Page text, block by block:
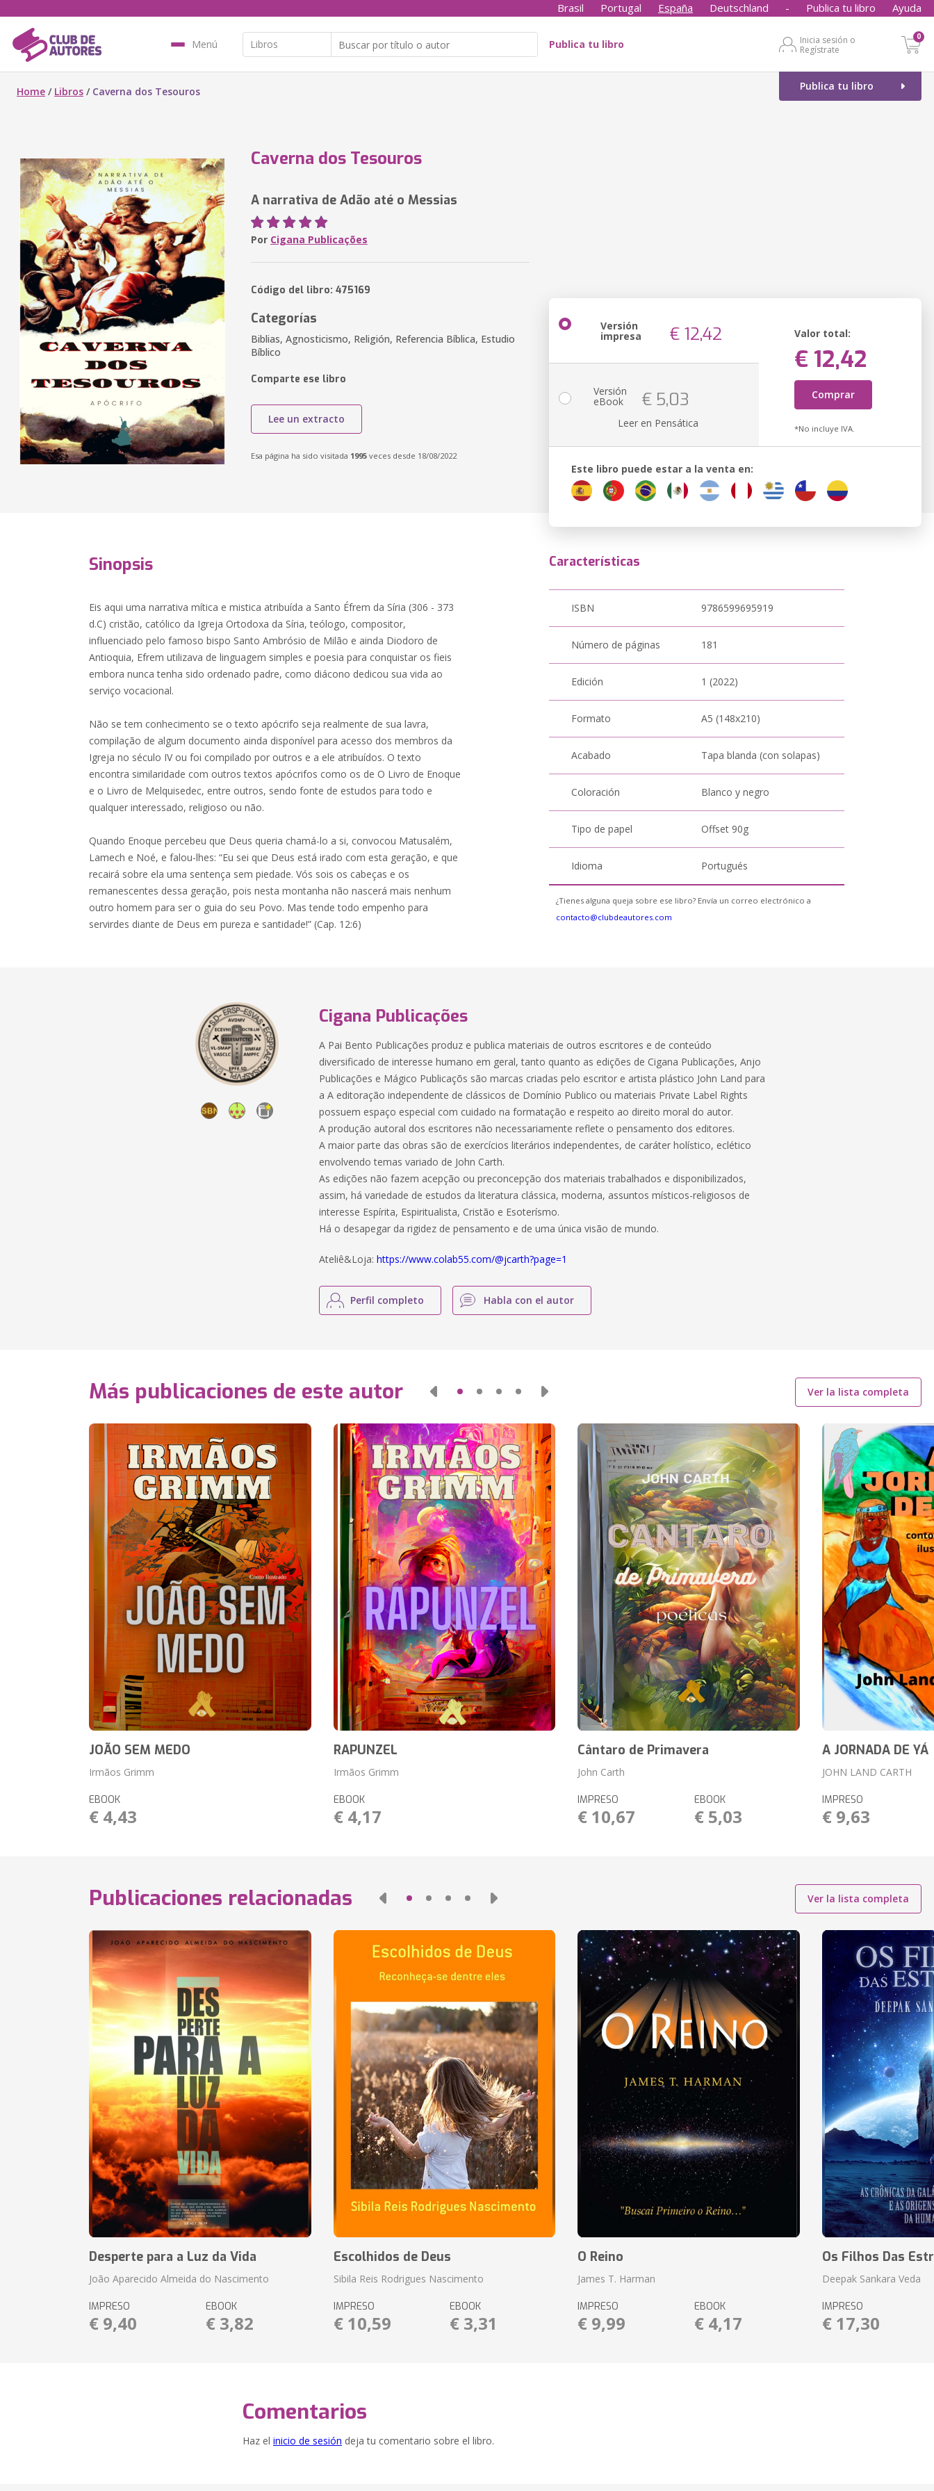
Brasil Portugal España Deutschland - Publica tu libro Ayuda
Menú Publica tu libro
Inicia sesión o
Regístrate
0
Publica tu libro
Home / Libros / Caverna dos Tesouros
Caverna dos Tesouros
A narrativa de Adão até o Messias
Por Cigana Publicações
Código del libro: 475169
Categorías
Biblias, Agnosticismo, Religión, Referencia Bíblica, Estudio
Bíblico
Comparte ese libro
Lee un extracto
Esa página ha sido visitada 1995 veces desde 18/08/2022
Versión
impresa € 12,42 Valor total:
€ 12,42
Comprar
*No incluye IVA.
Versión
eBook € 5,03
Leer en Pensática
Este libro puede estar a la venta en:
Sinopsis
Eis aqui uma narrativa mítica e mistica atribuída a Santo Éfrem da Síria (306 - 373
d.C) cristão, católico da Igreja Ortodoxa da Síria, teólogo, compositor,
influenciado pelo famoso bispo Santo Ambrósio de Milão e ainda Diodoro de
Antioquia, Efrem utilizava de linguagem simples e poesia para conquistar os fieis
embora nunca tenha sido ordenado padre, como diácono dedicou sua vida ao
serviço vocacional.
Não se tem conhecimento se o texto apócrifo seja realmente de sua lavra,
compilação de algum documento ainda disponível para acesso dos membros da
Igreja no século IV ou foi compilado por outros e a ele atribuídos. O texto
encontra similaridade com outros textos apócrifos como os de O Livro de Enoque
e o Livro de Melquisedec, entre outros, sendo fonte de estudos para todo e
qualquer interessado, religioso ou não.
Quando Enoque percebeu que Deus queria chamá-lo a si, convocou Matusalém,
Lamech e Noé, e falou-lhes: “Eu sei que Deus está irado com esta geração, e que
recairá sobre ela uma sentença sem piedade. Vós sois os cabeças e os
remanescentes dessa geração, pois nesta montanha não nascerá mais nenhum
outro homem para ser o guia do seu Povo. Mas tende todo empenho para
servirdes diante de Deus em pureza e santidade!” (Cap. 12:6)
Características
ISBN 9786599695919
Número de páginas 181
Edición 1 (2022)
Formato A5 (148x210)
Acabado Tapa blanda (con solapas)
Coloración Blanco y negro
Tipo de papel Offset 90g
Idioma Portugués
¿Tienes alguna queja sobre ese libro? Envía un correo electrónico a
contacto@clubdeautores.com
Cigana Publicações
A Pai Bento Publicações produz e publica materiais de outros escritores e de conteúdo
diversificado de interesse humano em geral, tanto quanto as edições de Cigana Publicações, Anjo
Publicações e Mágico Publicaçõs são marcas criadas pelo escritor e artista plástico John Land para
a A editoração independente de clássicos de Domínio Publico ou materiais Private Label Rights
possuem espaço especial com cuidado na formatação e respeito ao direito moral do autor.
A produção autoral dos escritores não necessariamente reflete o pensamento dos editores.
A maior parte das obras são de exercícios literários independentes, de caráter holístico, eclético
envolvendo temas variado de John Carth.
As edições não fazem acepção ou preconcepção dos materiais trabalhados e disponibilizados,
assim, há variedade de estudos da literatura clássica, moderna, assuntos místicos-religiosos de
interesse Espírita, Espiritualista, Cristão e Esoterísmo.
Há o desapegar da rigidez de pensamento e de uma única visão de mundo.
Ateliê&Loja:https://www.colab55.com/@jcarth?page=1
Perfil completo Habla con el autor
Más publicaciones de este autor Ver la lista completa
JOÃO SEM MEDO
Irmãos Grimm
EBOOK
€ 4,43
RAPUNZEL
Irmãos Grimm
EBOOK
€ 4,17
Cântaro de Primavera
John Carth
IMPRESO
€ 10,67
EBOOK
€ 5,03
A JORNADA DE YÁ
JOHN LAND CARTH
IMPRESO
€ 9,63
Publicaciones relacionadas Ver la lista completa
Desperte para a Luz da Vida
João Aparecido Almeida do Nascimento
IMPRESO
€ 9,40
EBOOK
€ 3,82
Escolhidos de Deus
Sibila Reis Rodrigues Nascimento
IMPRESO
€ 10,59
EBOOK
€ 3,31
O Reino
James T. Harman
IMPRESO
€ 9,99
EBOOK
€ 4,17
Os Filhos Das
Deepak Sankara Veda
IMPRESO
€ 17,30
Comentarios
Haz el inicio de sesión deja tu comentario sobre el libro.